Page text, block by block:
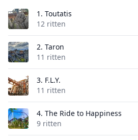
1. Toutatis
12 ritten
2. Taron
11 ritten
3. F.L.Y.
11 ritten
4. The Ride to Happiness
9 ritten